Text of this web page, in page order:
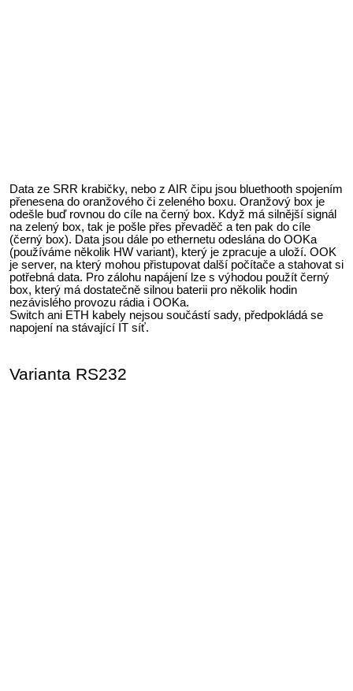
Data ze SRR krabičky, nebo z AIR čipu jsou bluethooth spojením
přenesena do oranžového či zeleného boxu. Oranžový box je
odešle buď rovnou do cíle na černý box. Když má silnější signál
na zelený box, tak je pošle přes převaděč a ten pak do cíle
(černý box). Data jsou dále po ethernetu odeslána do OOKa
(používáme několik HW variant), který je zpracuje a uloží. OOK
je server, na který mohou přistupovat další počítače a stahovat si
potřebná data. Pro zálohu napájení lze s výhodou použít černý
box, který má dostatečně silnou baterii pro několik hodin
nezávislého provozu rádia i OOKa.
Switch ani ETH kabely nejsou součástí sady, předpokládá se
napojení na stávající IT síť.
Varianta RS232